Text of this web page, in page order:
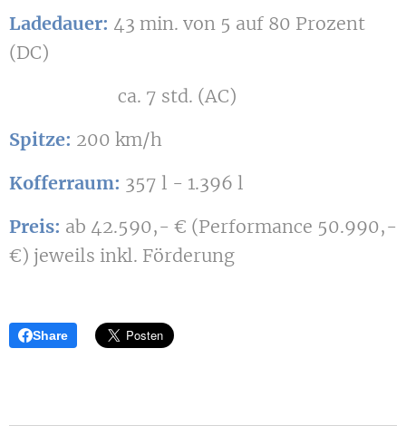
Ladedauer: 43 min. von 5 auf 80 Prozent
(DC)
ca. 7 std. (AC)
Spitze: 200 km/h
Kofferraum: 357 l - 1.396 l
Preis: ab 42.590,- € (Performance 50.990,-
€) jeweils inkl. Förderung
Share